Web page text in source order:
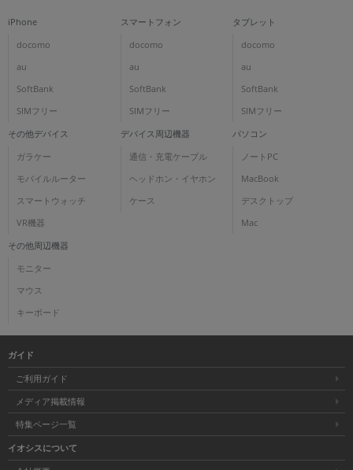
iPhone
docomo
au
SoftBank
SIMフリー
スマートフォン
docomo
au
SoftBank
SIMフリー
タブレット
docomo
au
SoftBank
SIMフリー
その他デバイス
ガラケー
モバイルルーター
スマートウォッチ
VR機器
デバイス周辺機器
通信・充電ケーブル
ヘッドホン・イヤホン
ケース
パソコン
ノートPC
MacBook
デスクトップ
Mac
その他周辺機器
モニター
マウス
キーボード
ガイド
ご利用ガイド
メディア掲載情報
特集ページ一覧
イオシスについて